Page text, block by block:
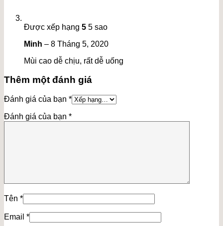
Được xếp hạng 5 5 sao
Minh – 8 Tháng 5, 2020
Mùi cao dễ chịu, rất dễ uống
Thêm một đánh giá
Đánh giá của bạn *
Đánh giá của bạn *
Tên *
Email *